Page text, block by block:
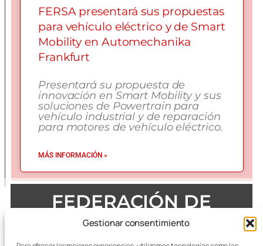
Gestionar consentimiento
FERSA presentará sus propuestas
para vehículo eléctrico y de Smart
Mobility en Automechanika
Frankfurt
Presentará su propuesta de
innovación en Smart Mobility y sus
soluciones de Powertrain para
vehículo industrial y de reparación
para motores de vehículo eléctrico.
MÁS INFORMACIÓN »
FEDERACIÓN DE
EMPRESAS DEL METAL
DE ZARAGOZA